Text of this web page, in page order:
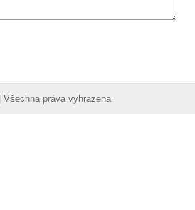
| Všechna práva vyhrazena